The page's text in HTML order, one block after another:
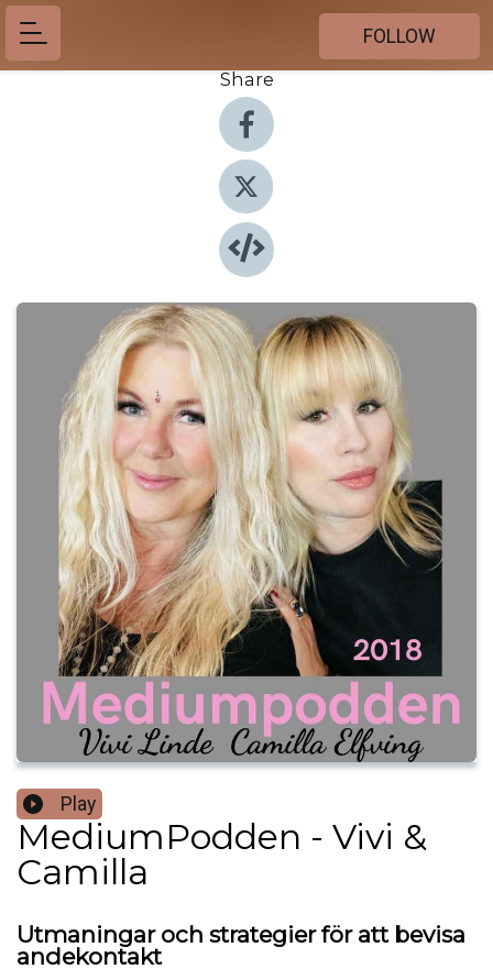
FOLLOW
Share
Play
MediumPodden - Vivi &
Camilla
Utmaningar och strategier för att bevisa
andekontakt